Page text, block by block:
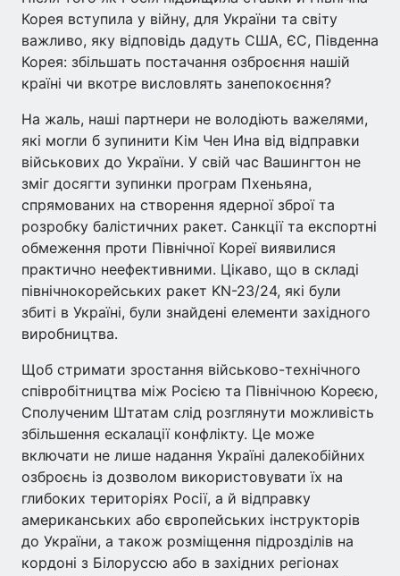
Корея вступила у війну, для України та світу
важливо, яку відповідь дадуть США, ЄС, Південна
Корея: збільшать постачання озброєння нашій
країні чи вкотре висловлять занепокоєння?
На жаль, наші партнери не володіють важелями,
які могли б зупинити Кім Чен Ина від відправки
військових до України. У свій час Вашингтон не
зміг досягти зупинки програм Пхеньяна,
спрямованих на створення ядерної зброї та
розробку балістичних ракет. Санкції та експортні
обмеження проти Північної Кореї виявилися
практично неефективними. Цікаво, що в складі
північнокорейських ракет KN-23/24, які були
збиті в Україні, були знайдені елементи західного
виробництва.
Щоб стримати зростання військово-технічного
співробітництва між Росією та Північною Кореєю,
Сполученим Штатам слід розглянути можливість
збільшення ескалації конфлікту. Це може
включати не лише надання Україні далекобійних
озброєнь із дозволом використовувати їх на
глибоких територіях Росії, а й відправку
американських або європейських інструкторів
до України, а також розміщення підрозділів на
кордоні з Білоруссю або в західних регіонах